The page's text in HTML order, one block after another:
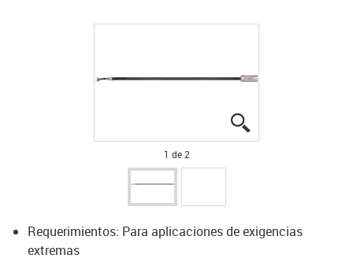
1 de 2
Requerimientos: Para aplicaciones de exigencias
extremas